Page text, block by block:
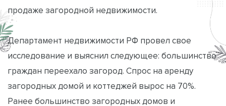
продаже загородной недвижимости.
Департамент недвижимости РФ провел свое
исследование и выяснил следующее: большинство
граждан переехало загород. Спрос на аренду
загородных домой и коттеджей вырос на 70%.
Ранее большинство загородных домов и